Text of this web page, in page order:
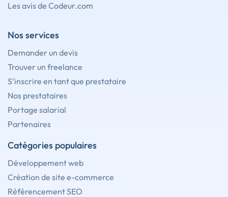
Les avis de Codeur.com
Nos services
Demander un devis
Trouver un freelance
S'inscrire en tant que prestataire
Nos prestataires
Portage salarial
Partenaires
Catégories populaires
Développement web
Création de site e-commerce
Référencement SEO